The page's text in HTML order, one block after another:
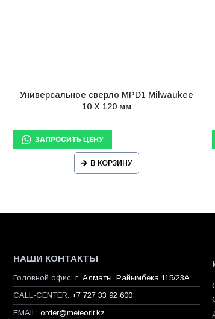
Универсальное сверло MPD1 Milwaukee
10 X 120 мм
В КОРЗИНУ
НАШИ КОНТАКТЫ
Головной офис: г. Алматы, Райымбека 115/23A
CALL-CENTER: +7 727 33 92 600
EMAIL: order@meteorit.kz